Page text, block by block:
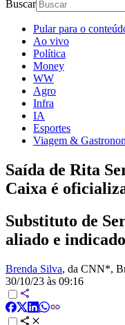
Buscar
Pular para o
Ao vivo
Política
Money
WW
Agro
Infra
IA
Esportes
Viagem &
Saída de Rita
Caixa é
Substituto de
aliado e
Brenda Silva, da CNN*,
30/10/23 às 09:16